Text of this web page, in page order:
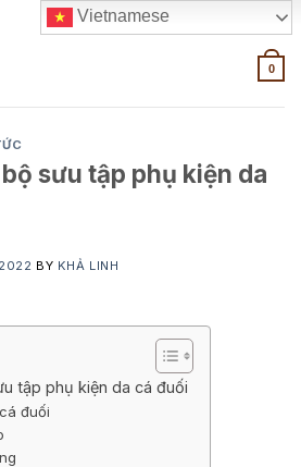
0
sưu tập phụ kiện da
BY KHẢ LINH
tập phụ kiện da cá đuối
đuối
Vietnamese